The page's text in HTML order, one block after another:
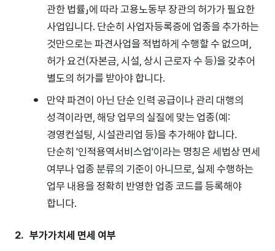
관한 법률」에 따라 고용노동부 장관의 허가가 필요한
사업입니다. 단순히 사업자등록증에 업종을 추가하는
것만으로는 파견사업을 적법하게 수행할 수 없으며,
허가 요건(자본금, 시설, 상시 근로자 수 등)을 갖추어
별도의 허가를 받아야 합니다.
만약 파견이 아닌 단순 인력 공급이나 관리 대행의
성격이라면, 해당 업무의 실질에 맞는 업종(예:
경영컨설팅, 시설관리업 등)을 추가해야 합니다.
단순히 '인적용역서비스업'이라는 명칭은 세법상 면세
여부나 업종 분류의 기준이 아니므로, 실제 수행하는
업무 내용을 정확히 반영한 업종 코드를 등록해야
합니다.
부가가치세 면세 여부